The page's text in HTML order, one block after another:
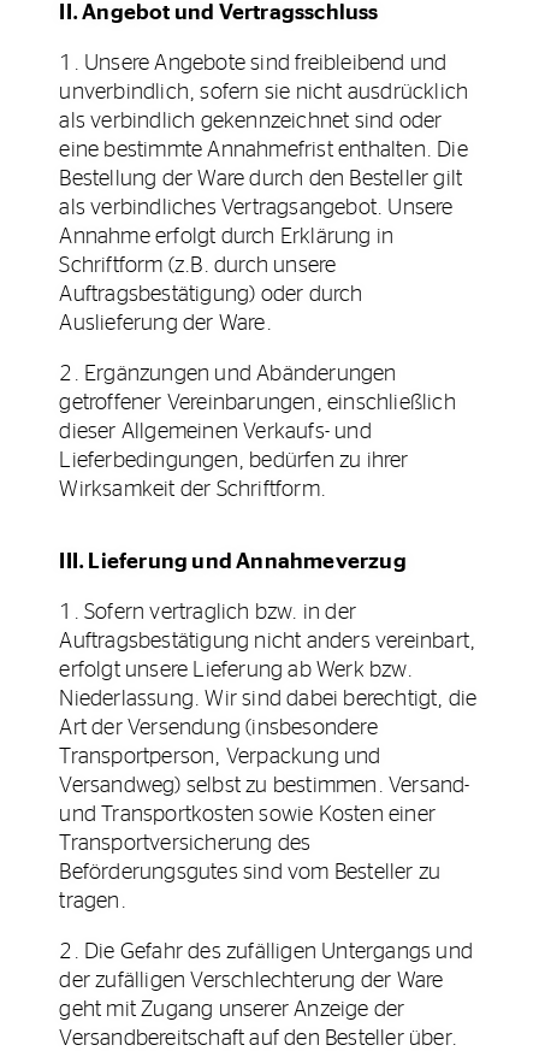
II. Angebot und Vertragsschluss
1. Unsere Angebote sind freibleibend und
unverbindlich, sofern sie nicht ausdrücklich
als verbindlich gekennzeichnet sind oder
eine bestimmte Annahmefrist enthalten. Die
Bestellung der Ware durch den Besteller gilt
als verbindliches Vertragsangebot. Unsere
Annahme erfolgt durch Erklärung in
Schriftform (z.B. durch unsere
Auftragsbestätigung) oder durch
Auslieferung der Ware.
2. Ergänzungen und Abänderungen
getroffener Vereinbarungen, einschließlich
dieser Allgemeinen Verkaufs- und
Lieferbedingungen, bedürfen zu ihrer
Wirksamkeit der Schriftform.
III. Lieferung und Annahmeverzug
1. Sofern vertraglich bzw. in der
Auftragsbestätigung nicht anders vereinbart,
erfolgt unsere Lieferung ab Werk bzw.
Niederlassung. Wir sind dabei berechtigt, die
Art der Versendung (insbesondere
Transportperson, Verpackung und
Versandweg) selbst zu bestimmen. Versand-
und Transportkosten sowie Kosten einer
Transportversicherung des
Beförderungsgutes sind vom Besteller zu
tragen.
2. Die Gefahr des zufälligen Untergangs und
der zufälligen Verschlechterung der Ware
geht mit Zugang unserer Anzeige der
Versandbereitschaft auf den Besteller über.